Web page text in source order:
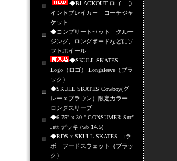
◆BLACKOUT ロゴ ウ
インドブレイカー コーチジャ
ケット
◆コンプリートセット クルー
ジング、ロングボードなどにソ
フトホイール
◆SKULL SKATES
Logo（ロゴ） Longsleeve（ブラ
ック）
◆SKULL SKATES Cowboy(グ
レーｘブラウン）限定カラー
ロングスリーブ
◆6.75" x 30 " CONSUMER Surf
Jett デッキ (wb 14.5)
◆RDS x SKULL SKATES コラ
ボ フードスウェット（ブラッ
ク）